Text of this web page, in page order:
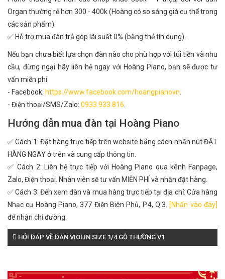
Organ thường rẻ hơn 300 - 400k (Hoàng có so sáng giá cụ thể trong
các sản phẩm).
✅ Hỗ trợ mua đàn trả góp lãi suất 0% (bằng thẻ tín dụng).
Nếu bạn chưa biết lựa chọn đàn nào cho phù hợp với túi tiền và nhu
cầu, đừng ngại hãy liên hệ ngay với Hoàng Piano, bạn sẽ được tư
vấn miễn phí:
- Facebook: https://www.facebook.com/hoangpianovn
- Điện thoại/SMS/Zalo: 0933.933.816
Hướng dẫn mua đàn tại Hoàng Piano
✅ Cách 1: Đặt hàng trực tiếp trên website bằng cách nhấn nút ĐẶT
HÀNG NGAY ở trên và cung cấp thông tin.
✅ Cách 2: Liên hệ trực tiếp với Hoàng Piano qua kênh Fanpage,
Zalo, Điện thoại. Nhân viên sẽ tư vấn MIỄN PHÍ và nhận đặt hàng.
✅ Cách 3: Đến xem đàn và mua hàng trực tiếp tại địa chỉ: Cửa hàng
Nhạc cụ Hoàng Piano, 377 Điện Biên Phủ, P.4, Q.3.
[Nhấn vào đây]
để nhận chỉ đường.
HỎI ĐÁP VỀ ĐÀN VIOLIN SIZE 1/4 GỖ THƯỜNG V1